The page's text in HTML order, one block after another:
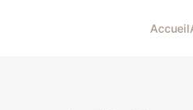
Accueil